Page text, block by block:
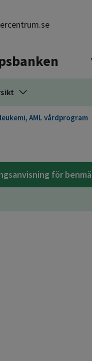
AML vårdprogram
för